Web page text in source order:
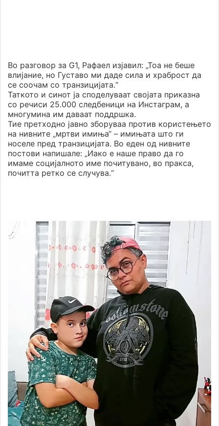
Во разговор за G1, Рафаел изјавил: „Тоа не беше
влијание, но Густаво ми даде сила и храброст да
се соочам со транзицијата.“
Таткото и синот ја споделуваат својата приказна
со речиси 25.000 следбеници на Инстаграм, а
многумина им даваат поддршка.
Тие претходно јавно зборуваа против користењето
на нивните „мртви имиња“ – имињата што ги
носеле пред транзицијата. Во еден од нивните
постови напишале: „Иако е наше право да го
имаме социјалното име почитувано, во пракса,
почитта ретко се случува.“